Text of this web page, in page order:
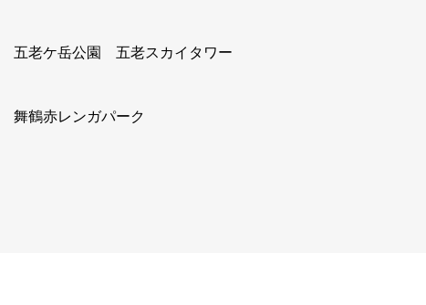
五老ケ岳公園 五老スカイタワー
舞鶴赤レンガパーク